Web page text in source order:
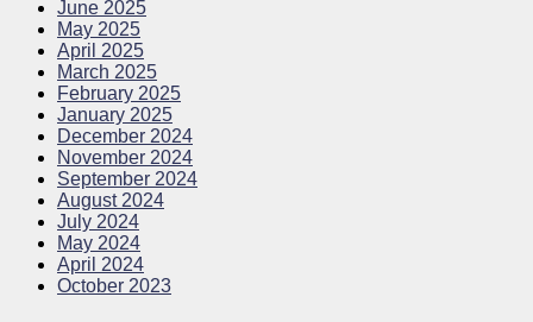
June 2025
May 2025
April 2025
March 2025
February 2025
January 2025
December 2024
November 2024
September 2024
August 2024
July 2024
May 2024
April 2024
October 2023